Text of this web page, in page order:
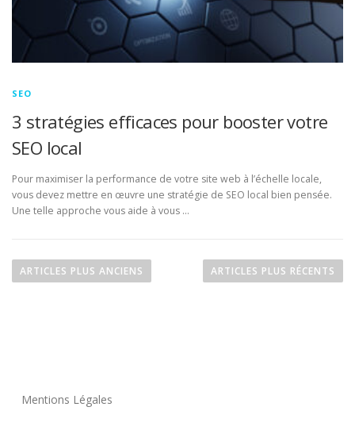
SEO
3 stratégies efficaces pour booster votre
SEO local
Pour maximiser la performance de votre site web à l’échelle locale,
vous devez mettre en œuvre une stratégie de SEO local bien pensée.
Une telle approche vous aide à vous …
aARTICLES PLUS ANCIENS ARTICLES PLUS RÉCENTS
Mentions Légales